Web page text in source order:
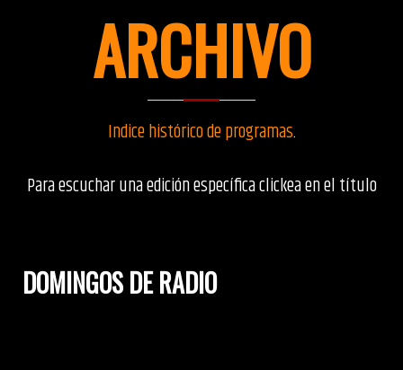
ARCHIVO
Indice histórico de programas.
Para escuchar una edición específica clickea en el título
DOMINGOS DE RADIO